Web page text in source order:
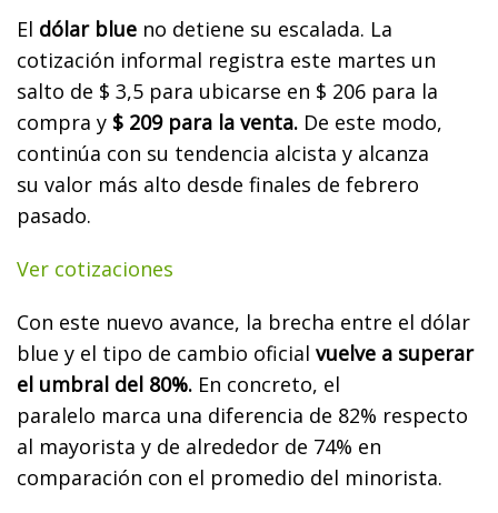
El dólar blue no detiene su escalada. La
cotización informal registra este martes un
salto de $ 3,5 para ubicarse en $ 206 para la
compra y $ 209 para la venta. De este modo,
continúa con su tendencia alcista y alcanza
su valor más alto desde finales de febrero
pasado.
Ver cotizaciones
Con este nuevo avance, la brecha entre el dólar
blue y el tipo de cambio oficial vuelve a superar
el umbral del 80%. En concreto, el
paralelo marca una diferencia de 82% respecto
al mayorista y de alrededor de 74% en
comparación con el promedio del minorista.